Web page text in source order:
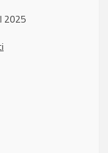
2025